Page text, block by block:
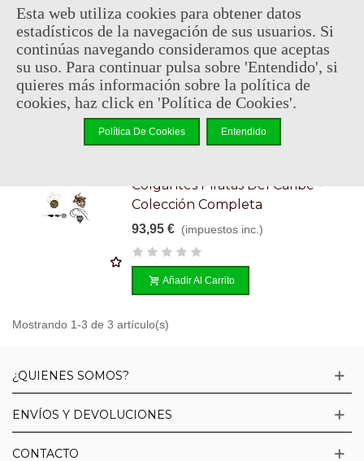
Sable De Luz Del Maestro Yoda
Llavero Linterna LED (18cms)
Referencia: SW-613
11,95 € (impuestos inc.)
Colgantes Piratas Del Caribe -
Colección Completa
93,95 € (impuestos inc.)
Añadir Al Carrito
Mostrando 1-3 de 3 artículo(s)
¿QUIENES SOMOS?
ENVÍOS Y DEVOLUCIONES
CONTACTO
Esta web utiliza cookies para obtener datos
estadísticos de la navegación de sus usuarios. Si
continúas navegando consideramos que aceptas
su uso. Para continuar pulsa sobre 'Entendido', si
quieres más información sobre la política de
cookies, haz click en 'Política de Cookies'.
Política De Cookies Entendido